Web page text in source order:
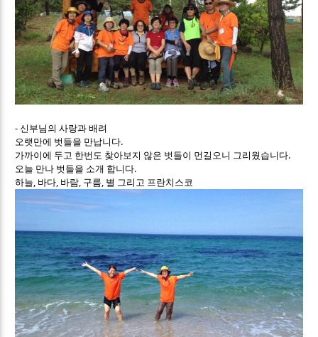
- 신부님의 사랑과 배려
오랫만에 벗들을 만납니다.
가까이에 두고 한번도 찾아보지 않은 벗들이 먼길오니 그리웠습니다.
오늘 만나 벗들을 소개 합니다.
하늘, 바다, 바람, 구름, 별 그리고 프란치스코